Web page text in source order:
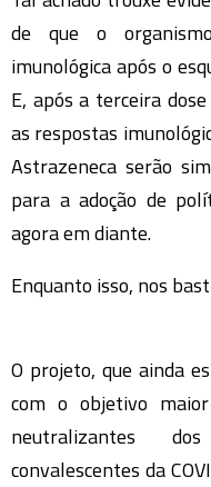
de que o
imunológica após o
E, após a terceira
as respostas
Astrazeneca serão
para a adoção de
agora em diante.
Enquanto isso, nos
O projeto, que ainda
com o objetivo
neutralizantes
convalescentes da